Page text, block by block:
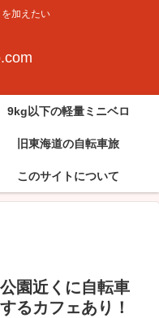
加えたい
9kg以下の軽量ミニベロ
旧東海道の自転車旅
このサイトについて
園近くに自転車
るカフェあり！